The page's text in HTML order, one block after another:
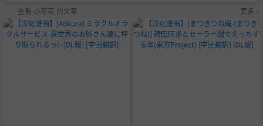
查看 小茶花 的文章
更多 »